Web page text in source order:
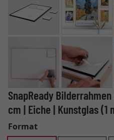
SnapReady
cm | Eiche | Kunstglas (1
Format